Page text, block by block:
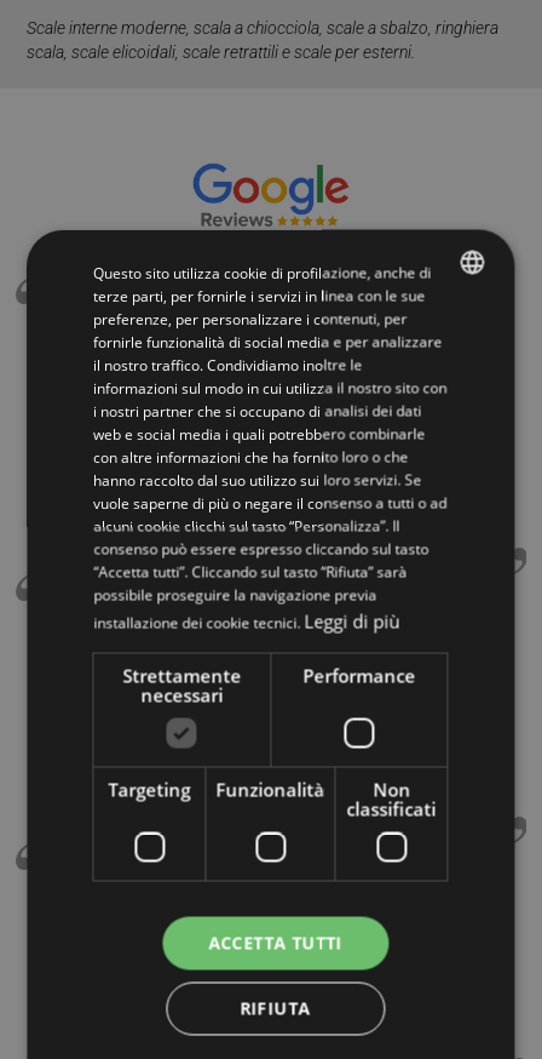
Scale interne moderne,scala a chiocciola,scale a sbalzo,ringhiera
scala,scale elicoidali,scale retrattilie scale per esterni.
Riccardo Dugo
Sopralluogo effettuato da persona competente,
nonostante gli evidenti fuori squadra lavoro eseguito
eccellentemente. Operai addetti al montaggio precisi,
scrupolosi, puliti, educati, riservati ecc.ecc. che dire?
Rifarei altre cento volte l'acquisto, grazie mille
Mobirolo.
Ilaria Chiarinelli
Ottimo prodotto! Abbiamo installato la scala ca. 10
anni fa' e sembra montata ieri. La professionalità
dell’azienda e del venditore, oltre ad un ottimo
azienda.
Ho scelto questo marchio per il rapporto qualità /
prezzo, servizio generale consegna e posa tutto
molto professionale e curato nei minimi dettagli.
Posso solo consigliare questo marchio.
Questo sito utilizza cookie di profilazione, anche di
terze parti, per fornirle i servizi in linea con le sue
preferenze, per personalizzare i contenuti, per
fornirle funzionalità di social media e per analizzare
il nostro traffico. Condividiamo inoltre le
informazioni sul modo in cui utilizza il nostro sito con
i nostri partner che si occupano di analisi dei dati
web e social media i quali potrebbero combinarle
con altre informazioni che ha fornito loro o che
hanno raccolto dal suo utilizzo sui loro servizi. Se
vuole saperne di più o negare il consenso a tutti o ad
alcuni cookie clicchi sul tasto “Personalizza”. Il
consenso può essere espresso cliccando sul tasto
“Accetta tutti”. Cliccando sul tasto “Rifiuta” sarà
possibile proseguire la navigazione previa
installazione dei cookie tecnici. Leggi di più
Strettamente
necessari
Performance
Targeting Funzionalità
Non
classificati
ACCETTA TUTTI
RIFIUTA